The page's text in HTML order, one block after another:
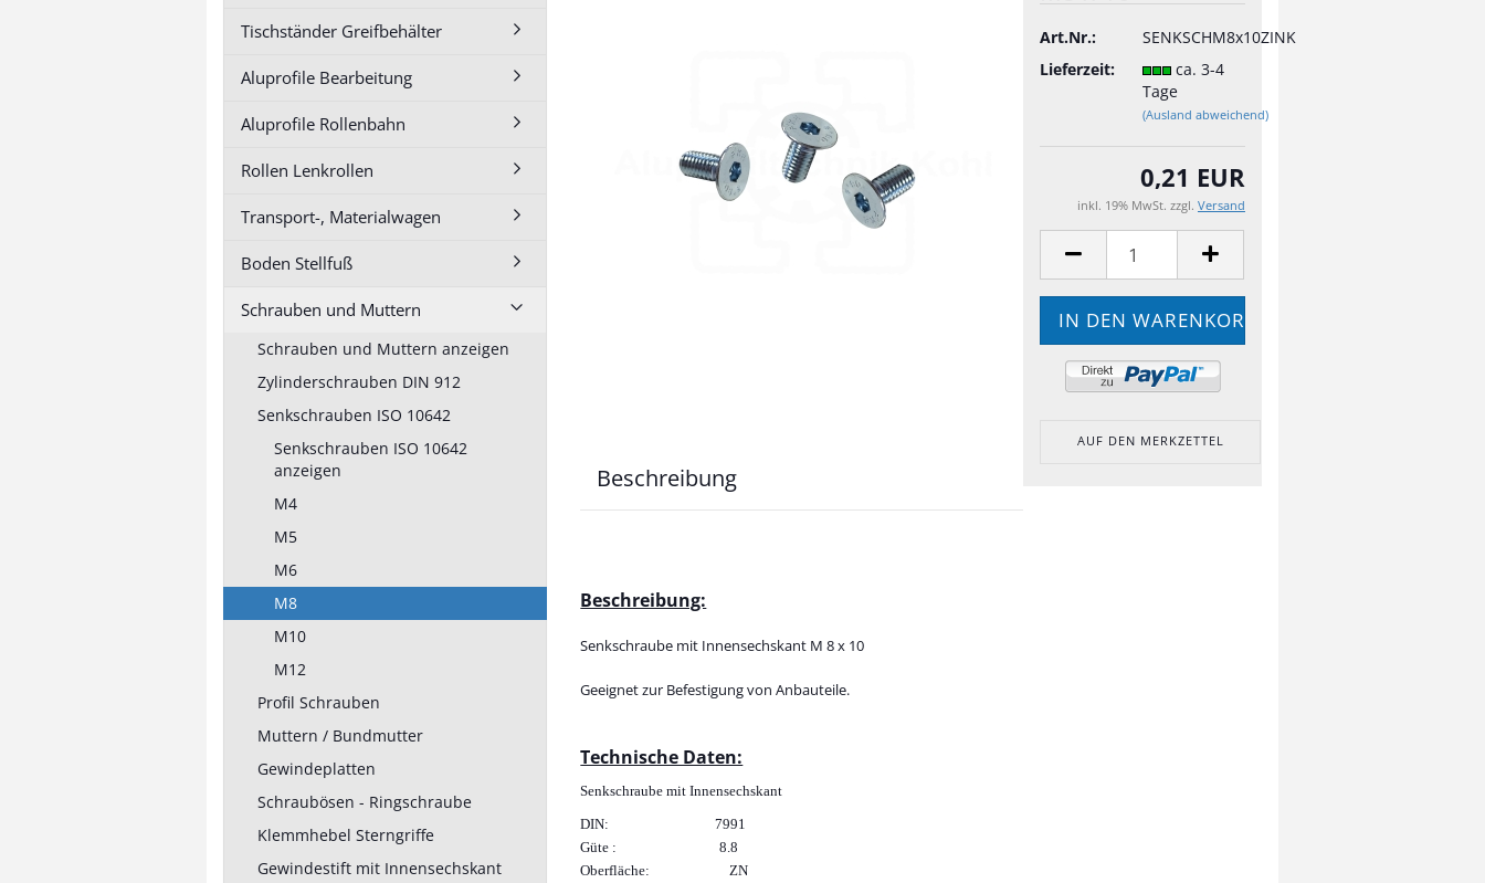
Profil 60 Nut 10
Profil 60 Nut 10 BP60N10
Profil 90 Nut10 BP90N10
Zubehör Baureihe 5/6/8
Aluprofile Bearbeitung
mm
Lenkrollen Transportrollen
125 mm
Transport-, Materialwagen
Transportwagen Bausatz
anzeigen
Zylinderschrauben DIN 912
Muttern / Bundmutter
Gewindeplatten
Schraubösen - Ringschraube
Klemmhebel Sterngriffe
Art.Nr.:
SENKSCHM8x10ZINK
Lieferzeit:
ca. 3-4
Tage
(Ausland abweichend)
0,21 EUR
inkl. 19% MwSt. zzgl. Versand
AUF DEN MERKZETTEL
Beschreibung
Beschreibung:
Senkschraube mit Innensechskant M 8 x 10
Geeignet zur Befestigung von Anbauteile.
Technische Daten:
Senkschraube mit Innensechskant
DIN: 7991
Güte : 8.8
Oberfläche: ZN
Tischständer Greifbehälter
Aluprofile Bearbeitung
Aluprofile Rollenbahn
Rollen Lenkrollen
Transport-, Materialwagen
Boden Stellfuß
Schrauben und Muttern
Schrauben und Muttern anzeigen
Zylinderschrauben DIN 912
Senkschrauben ISO 10642
Senkschrauben ISO 10642
anzeigen
M4
M5
M6
M8
M10
M12
Profil Schrauben
Muttern / Bundmutter
Gewindeplatten
Schraubösen - Ringschraube
Klemmhebel Sterngriffe
Gewindestift mit Innensechskant